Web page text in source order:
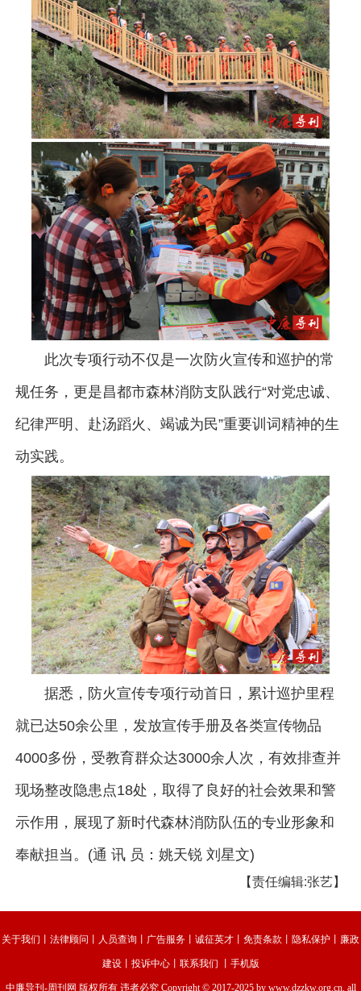
此次专项行动不仅是一次防火宣传和巡护的常
规任务，更是昌都市森林消防支队践行“对党忠诚、
纪律严明、赴汤蹈火、竭诚为民”重要训词精神的生
动实践。
据悉，防火宣传专项行动首日，累计巡护里程
就已达50余公里，发放宣传手册及各类宣传物品
4000多份，受教育群众达3000余人次，有效排查并
现场整改隐患点18处，取得了良好的社会效果和警
示作用，展现了新时代森林消防队伍的专业形象和
奉献担当。(通 讯 员：姚天锐 刘星文)
【责任编辑:张艺】
关于我们 法律顾问 人员查询 广告服务 诚征英才 免责条款 隐私保护 廉政
建设丨 投诉中心丨 联系我们 手机版
中廉导刊-周刊网 版权所有 违者必究 Copyright © 2017-2025 by www.dzzkw.org.cn. all